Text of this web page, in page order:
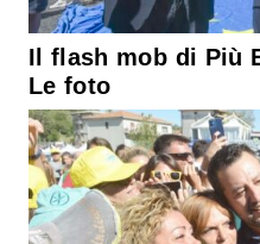
Il flash mob di Più
Le foto